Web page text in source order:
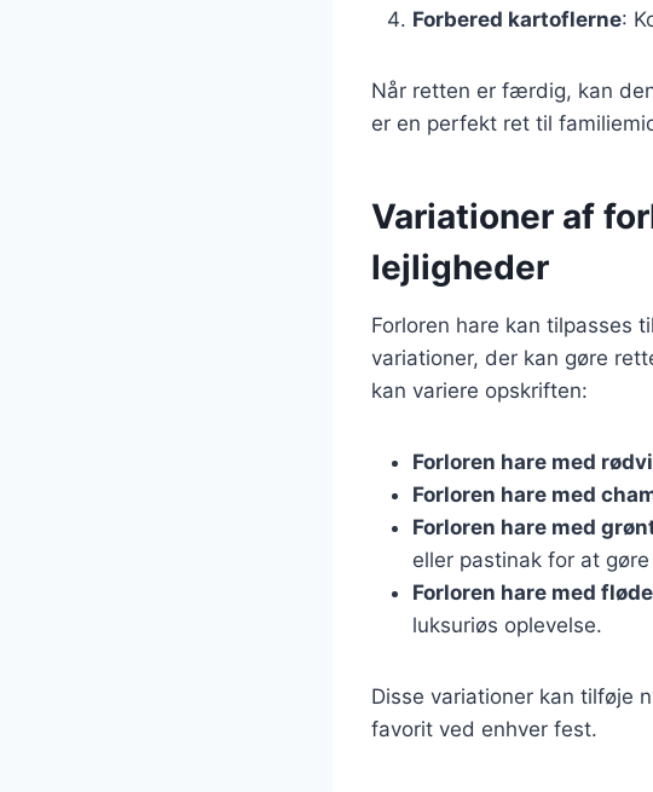
Forbered kartoflerne:
Når retten er færdig, kan
er en perfekt ret til
Variationer af
lejligheder
Forloren hare kan tilpasses
variationer, der kan gøre
kan variere opskriften:
Forloren hare med
Forloren hare med
Forloren hare med
eller pastinak for at
Forloren hare med
luksuriøs oplevelse.
Disse variationer kan tilføje
favorit ved enhver fest.